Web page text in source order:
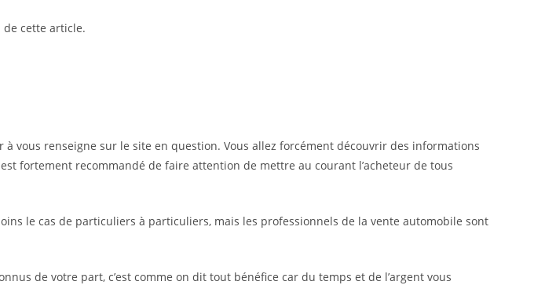
de cette article.
à vous renseigne sur le site en question. Vous allez forcément découvrir des informations
fortement recommandé de faire attention de mettre au courant l’acheteur de tous
le cas de particuliers à particuliers, mais les professionnels de la vente automobile sont
de votre part, c’est comme on dit tout bénéfice car du temps et de l’argent vous